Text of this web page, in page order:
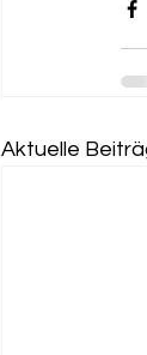
Aktuelle